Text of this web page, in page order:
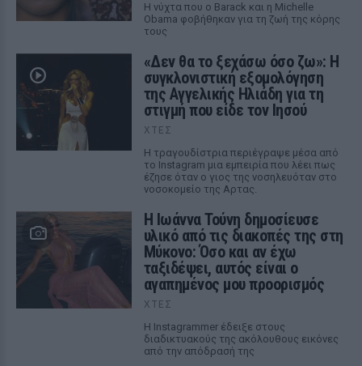
Η νύχτα που ο Barack και η Michelle
Obama φοβήθηκαν για τη ζωή της κόρης
τους
«Δεν θα το ξεχάσω όσο ζω»: Η
συγκλονιστική εξομολόγηση
της Αγγελικής Ηλιάδη για τη
στιγμή που είδε τον Ιησού
ΧΤΕΣ
Η τραγουδίστρια περιέγραψε μέσα από
το Instagram μια εμπειρία που λέει πως
έζησε όταν ο γιος της νοσηλευόταν στο
νοσοκομείο της Αρτας.
Η Ιωάννα Τούνη δημοσίευσε
υλικό από τις διακοπές της στη
Μύκονο: Όσο και αν έχω
ταξιδέψει, αυτός είναι ο
αγαπημένος μου προορισμός
ΧΤΕΣ
Η Instagrammer έδειξε στους
διαδικτυακούς της ακόλουθους εικόνες
από την απόδρασή της